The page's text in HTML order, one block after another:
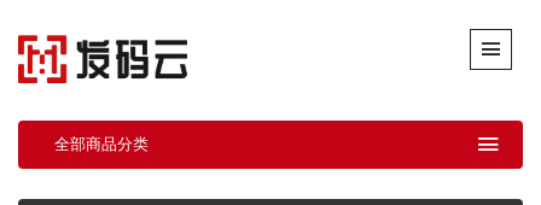
全部商品分类